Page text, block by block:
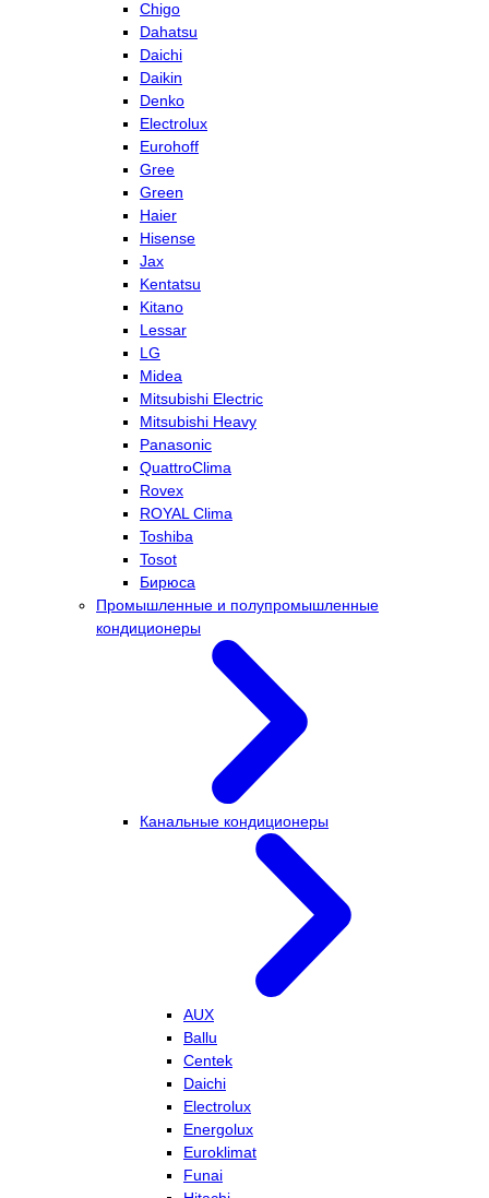
Chigo
Dahatsu
Daichi
Daikin
Denko
Electrolux
Eurohoff
Gree
Green
Haier
Hisense
Jax
Kentatsu
Kitano
Lessar
LG
Midea
Mitsubishi Electric
Mitsubishi Heavy
Panasonic
QuattroClima
Rovex
ROYAL Clima
Toshiba
Tosot
Бирюса
Промышленные и полупромышленные
кондиционеры
Канальные кондиционеры
AUX
Ballu
Centek
Daichi
Electrolux
Energolux
Euroklimat
Funai